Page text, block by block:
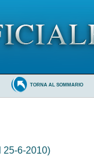
TORNA AL SOMMARIO
25-6-2010)